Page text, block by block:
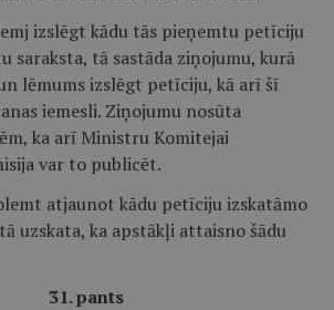
izslēgt kādu tās pieņemtu petīciju
saraksta, tā sastāda ziņojumu, kurā
lēmums izslēgt petīciju, kā arī šī
iemesli. Ziņojumu nosūta
ka arī Ministru Komitejai
var to publicēt.
atjaunot kādu petīciju izskatāmo
uzskata, ka apstākļi attaisno šādu
31. pants